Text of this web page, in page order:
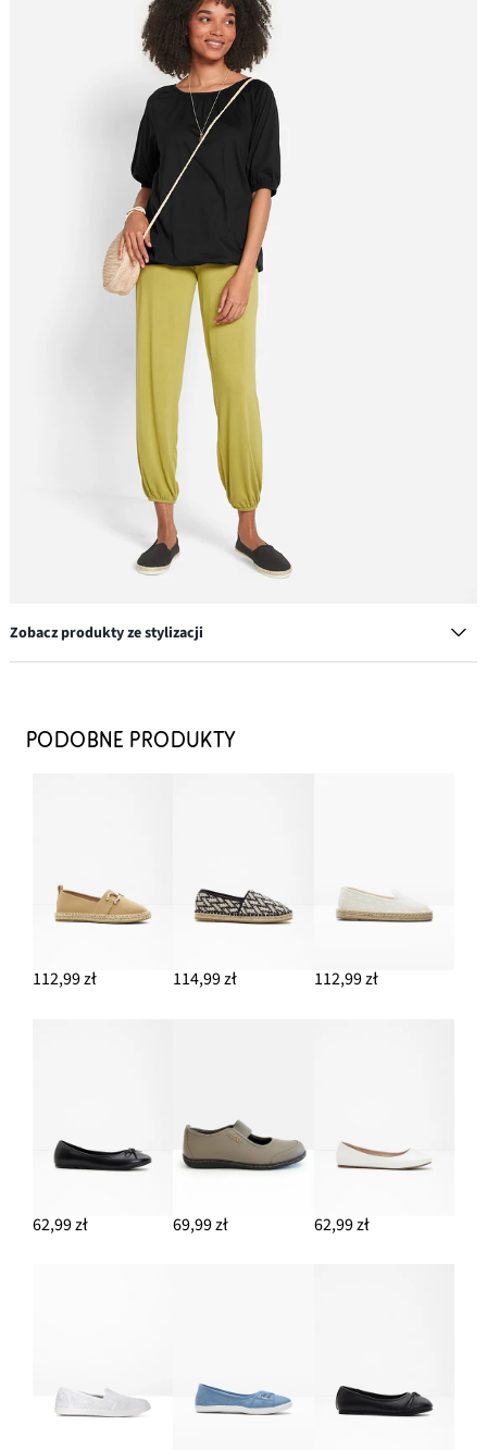
Zobacz produkty ze stylizacji
77,99 zł
DODAJ DO KOSZYKA
Komplet bransoletek (6 części)
PODOBNE PRODUKTY
112,99 zł 114,99 zł 112,99 zł
62,99 zł 69,99 zł 62,99 zł